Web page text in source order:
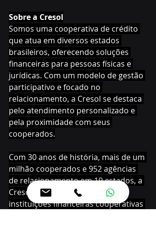
Sobre a Cresol
Somos uma cooperativa de crédito
que atua em diversos estados
brasileiros, oferecendo soluções
financeiras para pessoas físicas e
jurídicas. Com um modelo de gestão
participativo e focado no
relacionamento, a Cresol se destaca
pelo atendimento personalizado e
pela proximidade com seus
cooperados.
Com 30 anos de história, mais de um
milhão cooperados e 952 agências
de relacionamento em 19 estados, a
Cresol é uma das principais
instituições financeiras cooperativas